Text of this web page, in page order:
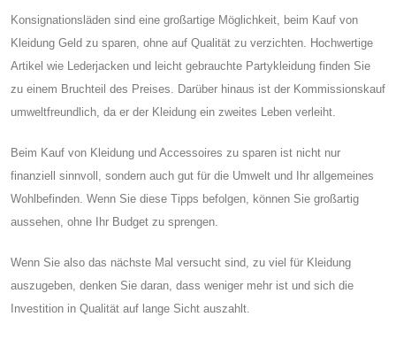
Konsignationsläden sind eine großartige Möglichkeit, beim Kauf von
Kleidung Geld zu sparen, ohne auf Qualität zu verzichten. Hochwertige
Artikel wie Lederjacken und leicht gebrauchte Partykleidung finden Sie
zu einem Bruchteil des Preises. Darüber hinaus ist der Kommissionskauf
umweltfreundlich, da er der Kleidung ein zweites Leben verleiht.
Beim Kauf von Kleidung und Accessoires zu sparen ist nicht nur
finanziell sinnvoll, sondern auch gut für die Umwelt und Ihr allgemeines
Wohlbefinden. Wenn Sie diese Tipps befolgen, können Sie großartig
aussehen, ohne Ihr Budget zu sprengen.
Wenn Sie also das nächste Mal versucht sind, zu viel für Kleidung
auszugeben, denken Sie daran, dass weniger mehr ist und sich die
Investition in Qualität auf lange Sicht auszahlt.